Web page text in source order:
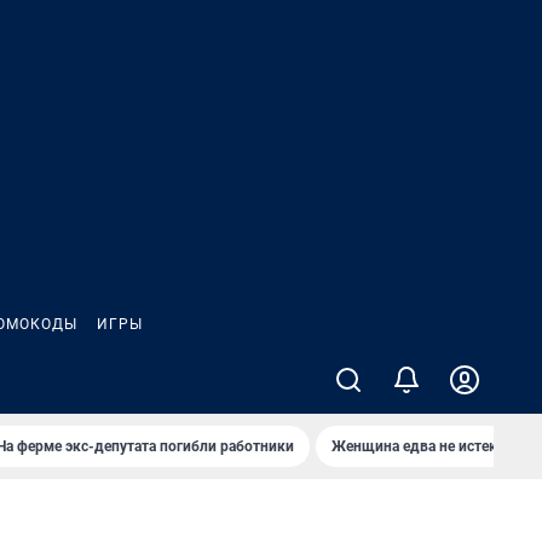
ИГРЫ
ферме экс-депутата погибли работники Женщина едва не истекла